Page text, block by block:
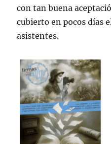
con tan buena
cubierto en pocos días
asistentes.